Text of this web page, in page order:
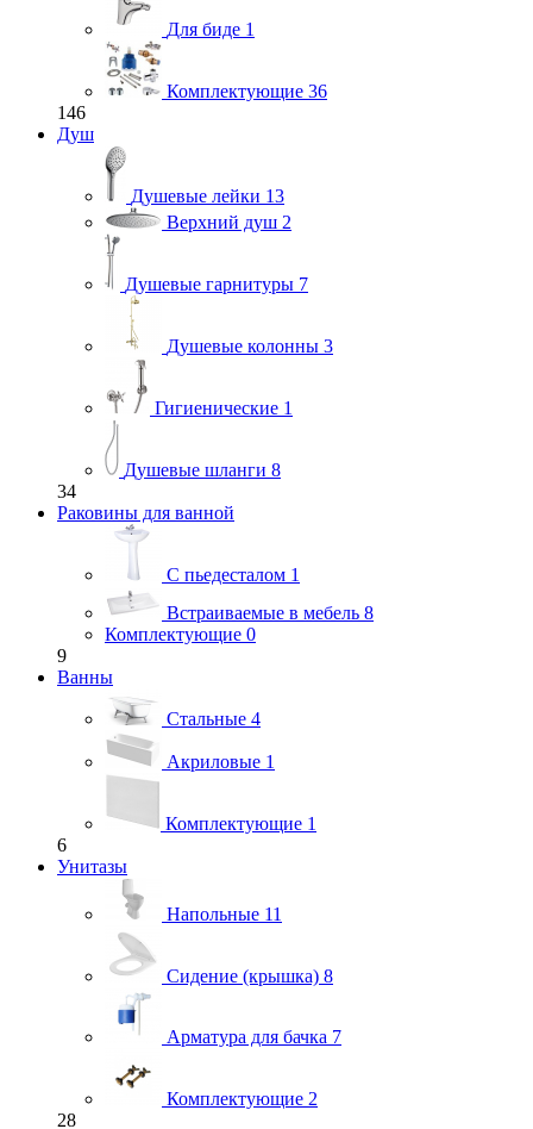
Для биде 1
Комплектующие 36
146
Душ
Душевые лейки 13
Верхний душ 2
Душевые гарнитуры 7
Душевые колонны 3
Гигиенические 1
Душевые шланги 8
34
Раковины для ванной
С пьедесталом 1
Встраиваемые в мебель 8
Комплектующие 0
9
Ванны
Стальные 4
Акриловые 1
Комплектующие 1
6
Унитазы
Напольные 11
Сидение (крышка) 8
Арматура для бачка 7
Комплектующие 2
28